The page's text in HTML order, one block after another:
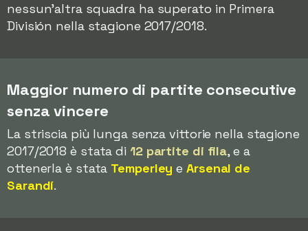
nessun'altra squadra ha superato in Primera
División nella stagione 2017/2018.
Maggior numero di partite consecutive
senza vincere
La striscia più lunga senza vittorie nella stagione
2017/2018 è stata di 12 partite di fila, e a
ottenerla è stata Temperley eArsenal de
Sarandí.